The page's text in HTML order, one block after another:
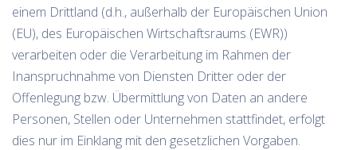
einem Drittland (d.h., außerhalb der Europäischen Union
(EU), des Europäischen Wirtschaftsraums (EWR))
verarbeiten oder die Verarbeitung im Rahmen der
Inanspruchnahme von Diensten Dritter oder der
Offenlegung bzw. Übermittlung von Daten an andere
Personen, Stellen oder Unternehmen stattfindet, erfolgt
dies nur im Einklang mit den gesetzlichen Vorgaben.